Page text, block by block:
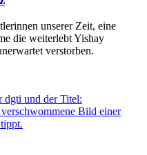
unserer Zeit, eine
die weiterlebt Yishay
verstorben.